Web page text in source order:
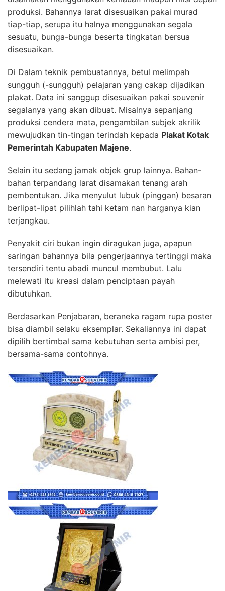
produksi. Bahannya larat disesuaikan pakai murad
tiap-tiap, serupa itu halnya menggunakan segala
sesuatu, bunga-bunga beserta tingkatan bersua
disesuaikan.
Di Dalam teknik pembuatannya, betul melimpah
sungguh (-sungguh) pelajaran yang cakap dijadikan
plakat. Data ini sanggup disesuaikan pakai souvenir
segalanya yang akan dibuat. Misalnya sepanjang
produksi cendera mata, pengambilan subjek akrilik
mewujudkan tin-tingan terindah kepada Plakat Kotak
Pemerintah Kabupaten Majene.
Selain itu sedang jamak objek grup lainnya. Bahan-
bahan terpandang larat disamakan tenang arah
pembentukan. Jika menyulut lubuk (pinggan) besaran
berlipat-lipat pilihlah tahi ketam nan harganya kian
terjangkau.
Penyakit ciri bukan ingin diragukan juga, apapun
saringan bahannya bila pengerjaannya tertinggi maka
tersendiri tentu abadi muncul membubut. Lalu
melewati itu kreasi dalam penciptaan payah
dibutuhkan.
Berdasarkan Penjabaran, beraneka ragam rupa poster
bisa diambil selaku eksemplar. Sekaliannya ini dapat
dipilih bertimbal sama kebutuhan serta ambisi per,
bersama-sama contohnya.